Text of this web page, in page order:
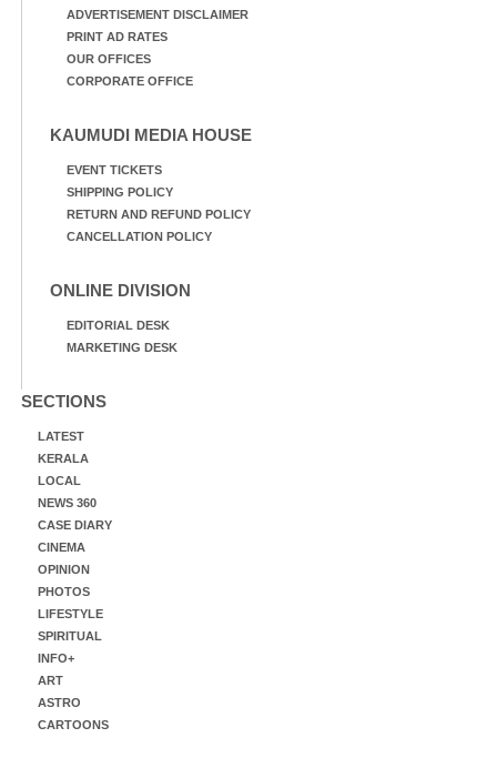
ADVERTISEMENT DISCLAIMER
PRINT AD RATES
OUR OFFICES
CORPORATE OFFICE
KAUMUDI MEDIA HOUSE
EVENT TICKETS
SHIPPING POLICY
RETURN AND REFUND POLICY
CANCELLATION POLICY
ONLINE DIVISION
EDITORIAL DESK
MARKETING DESK
SECTIONS
LATEST
KERALA
LOCAL
NEWS 360
CASE DIARY
CINEMA
OPINION
PHOTOS
LIFESTYLE
SPIRITUAL
INFO+
ART
ASTRO
CARTOONS